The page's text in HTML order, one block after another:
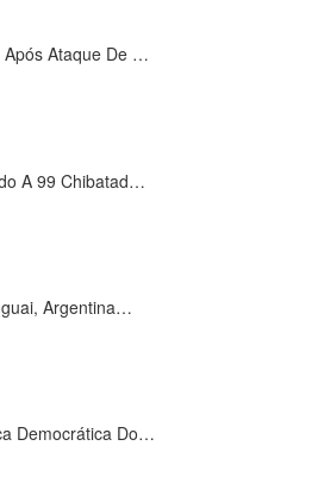
Após Ataque De …
A 99 Chibatad…
Argentina…
Democrática Do…